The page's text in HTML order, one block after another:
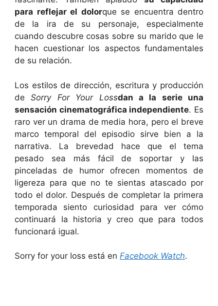
para reflejar el dolorque se encuentra dentro
de la ira de su personaje, especialmente
cuando descubre cosas sobre su marido que le
hacen cuestionar los aspectos fundamentales
de su relación.
Los estilos de dirección, escritura y producción
deSorry For Your Lossdan a la serie una
sensación cinematográfica independiente. Es
raro ver un drama de media hora, pero el breve
marco temporal del episodio sirve bien a la
narrativa. La brevedad hace que el tema
pesado sea más fácil de soportar y las
pinceladas de humor ofrecen momentos de
ligereza para que no te sientas atascado por
todo el dolor. Después de completar la primera
temporada siento curiosidad para ver cómo
continuará la historia y creo que para todos
funcionará igual.
Sorry for your loss está en Facebook Watch.